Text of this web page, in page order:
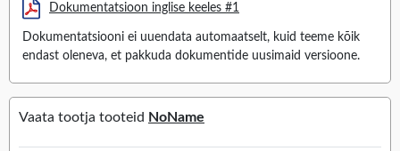
Dokumentatsioon inglise keeles #1
Dokumentatsiooni ei uuendata automaatselt, kuid teeme kõik
endast oleneva, et pakkuda dokumentide uusimaid versioone.
Vaata tootja tooteid NoName